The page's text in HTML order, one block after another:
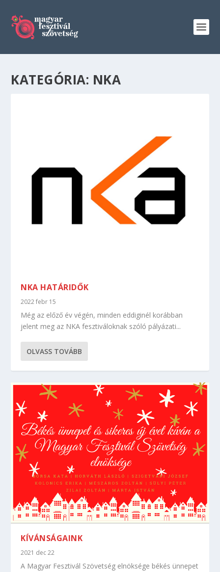
KATEGÓRIA: NKA
NKA HATÁRIDŐK
2022 febr 15
Még az előző év végén, minden eddiginél korábban
jelent meg az NKA fesztiváloknak szóló pályázati...
OLVASS TOVÁBB
KÍVÁNSÁGAINK
2021 dec 22
A Magyar Fesztivál Szövetség elnöksége békés ünnepet